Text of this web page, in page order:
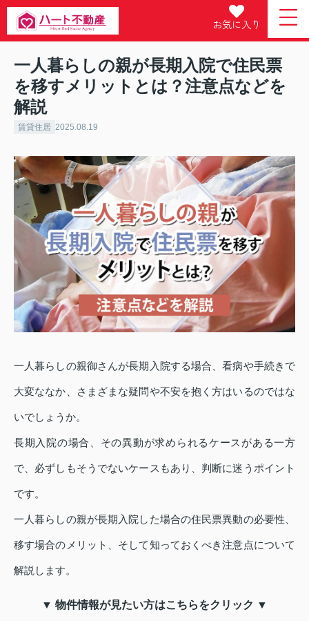
お気に入り
一人暮らしの親が長期入院で住民票
を移すメリットとは？注意点などを
解説
賃貸住居 2025.08.19
一人暮らしの親御さんが長期入院する場合、看病や手続きで
大変ななか、さまざまな疑問や不安を抱く方はいるのではな
いでしょうか。
長期入院の場合、その異動が求められるケースがある一方
で、必ずしもそうでないケースもあり、判断に迷うポイント
です。
一人暮らしの親が長期入院した場合の住民票異動の必要性、
移す場合のメリット、そして知っておくべき注意点について
解説します。
▼ 物件情報が見たい方はこちらをクリック ▼